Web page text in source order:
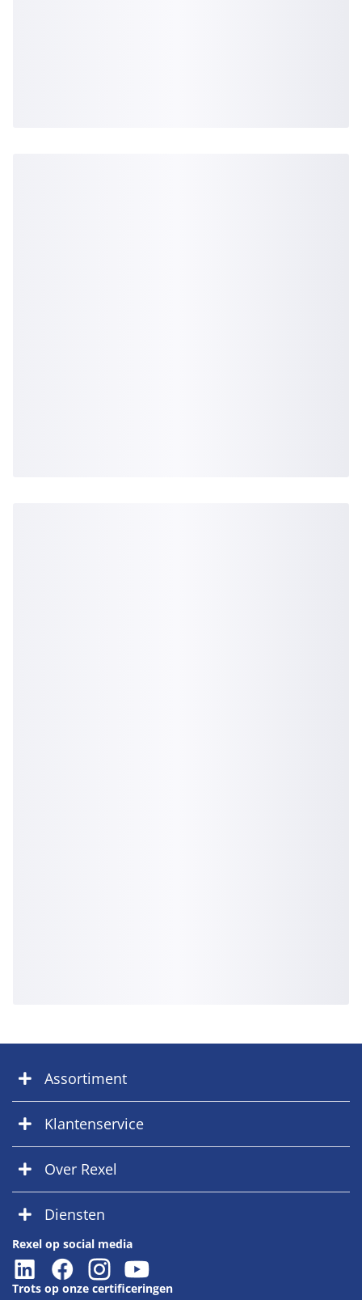
Assortiment
Klantenservice
Over Rexel
Diensten
Rexel op social media
Trots op onze certificeringen